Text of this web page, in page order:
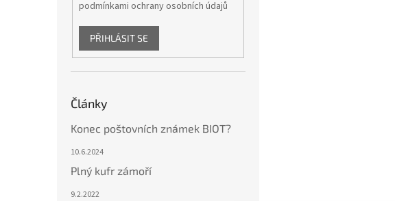
podmínkami ochrany osobních údajů
PŘIHLÁSIT SE
Články
Konec poštovních známek BIOT?
10.6.2024
Plný kufr zámoří
9.2.2022